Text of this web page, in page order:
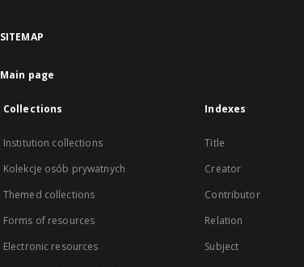
SITEMAP
Main page
Collections
Institution collections
Kolekcje osób prywatnych
Themed collections
Forms of resources
Electronic resources
Indexes
Title
Creator
Contributor
Relation
Subject